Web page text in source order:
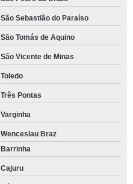
São Sebastião do Paraíso
São Tomás de Aquino
São Vicente de Minas
Toledo
Três Pontas
Varginha
Wenceslau Braz
Barrinha
Cajuru